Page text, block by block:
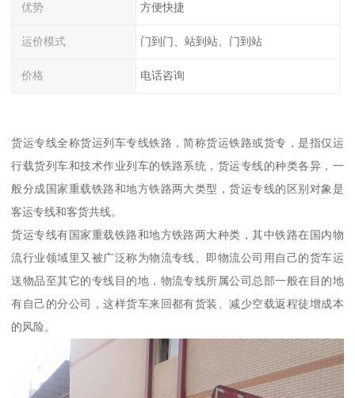
优势 方便快捷
运价模式 门到门、站到站、门到站
价格 电话咨询
货运专线全称货运列车专线铁路，简称货运铁路或货专，是指仅运
行载货列车和技术作业列车的铁路系统，货运专线的种类各异，一
般分成国家重载铁路和地方铁路两大类型，货运专线的区别对象是
客运专线和客货共线。
货运专线有国家重载铁路和地方铁路两大种类，其中铁路在国内物
流行业领域里又被广泛称为物流专线、即物流公司用自己的货车运
送物品至其它的专线目的地，物流专线所属公司总部一般在目的地
有自己的分公司，这样货车来回都有货装、减少空载返程徒增成本
的风险。